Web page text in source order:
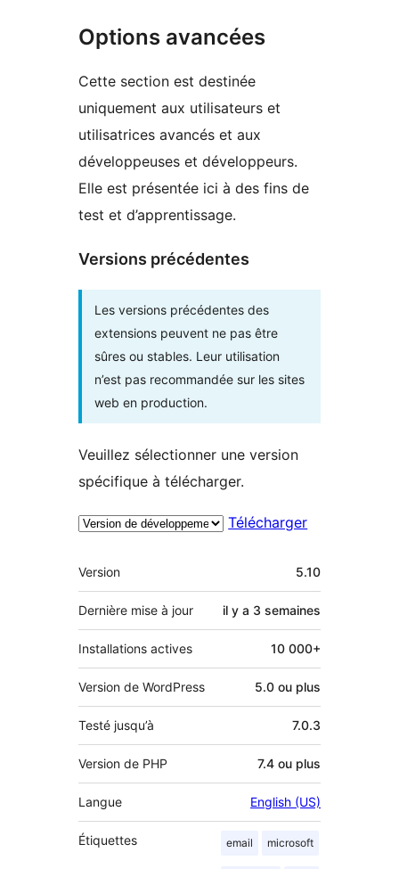
Options avancées
Cette section est destinée
uniquement aux utilisateurs et
utilisatrices avancés et aux
développeuses et développeurs.
Elle est présentée ici à des fins de
test et d’apprentissage.
Versions précédentes
Les versions précédentes des
extensions peuvent ne pas être
sûres ou stables. Leur utilisation
n’est pas recommandée sur les sites
web en production.
Veuillez sélectionner une version
spécifique à télécharger.
Télécharger
Méta
Version 5.10
Dernière mise à jour il y a 3 semaines
Installations actives 10 000+
Version de WordPress 5.0 ou plus
Testé jusqu’à 7.0.3
Version de PHP 7.4 ou plus
Langue English (US)
Étiquettes email microsoft